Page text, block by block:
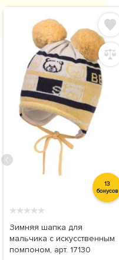
13
бонусов
★★★★★
Зимняя шапка для
мальчика с искусственным
помпоном, арт. 17130